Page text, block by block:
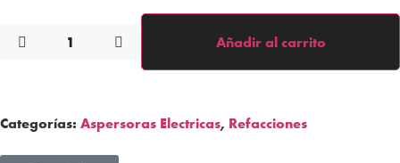
Añadir al carrito
Categorías: Aspersoras Electricas, Refacciones